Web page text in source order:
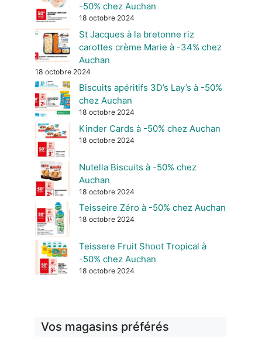
-50% chez Auchan
18 octobre 2024
St Jacques à la bretonne riz
carottes crème Marie à -34% chez
Auchan
18 octobre 2024
Biscuits apéritifs 3D’s Lay’s à -50%
chez Auchan
18 octobre 2024
Kinder Cards à -50% chez Auchan
18 octobre 2024
Nutella Biscuits à -50% chez
Auchan
18 octobre 2024
Teisseire Zéro à -50% chez Auchan
18 octobre 2024
Teissere Fruit Shoot Tropical à
-50% chez Auchan
18 octobre 2024
Vos magasins préférés